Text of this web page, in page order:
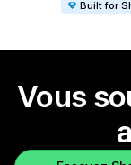
Built for
Vous